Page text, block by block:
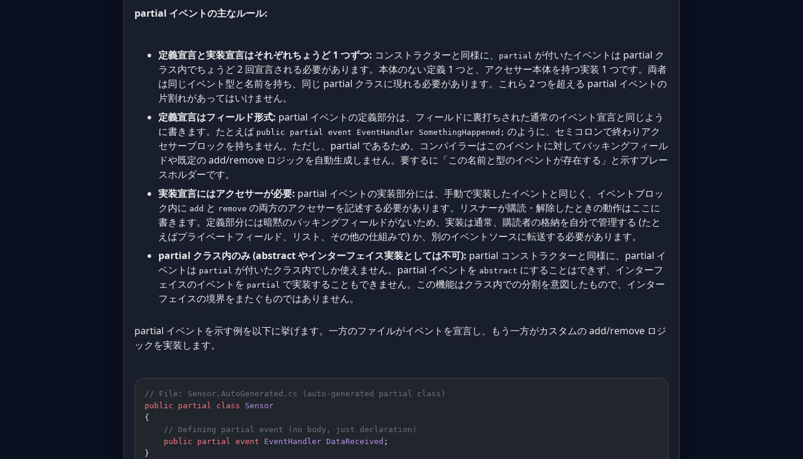
partial イベントの主なルール:
定義宣言と実装宣言はそれぞれちょうど 1 つずつ: コンストラクターと同様に、 partial が付いたイベントは partial ク
ラス内でちょうど 2 回宣言される必要があります。本体のない定義 1 つと、アクセサー本体を持つ実装 1 つです。両者
は同じイベント型と名前を持ち、同じ partial クラスに現れる必要があります。これら 2 つを超える partial イベントの
片割れがあってはいけません。
定義宣言はフィールド形式: partial イベントの定義部分は、フィールドに裏打ちされた通常のイベント宣言と同じよう
に書きます。たとえば public partial event EventHandler SomethingHappened; のように、セミコロンで終わりアク
セサーブロックを持ちません。ただし、partial であるため、コンパイラーはこのイベントに対してバッキングフィール
ドや既定の add/remove ロジックを自動生成しません。要するに「この名前と型のイベントが存在する」と示すプレー
スホルダーです。
実装宣言にはアクセサーが必要: partial イベントの実装部分には、手動で実装したイベントと同じく、イベントブロッ
ク内に add と remove の両方のアクセサーを記述する必要があります。リスナーが購読・解除したときの動作はここに
書きます。定義部分には暗黙のバッキングフィールドがないため、実装は通常、購読者の格納を自分で管理する (たと
えばプライベートフィールド、リスト、その他の仕組みで) か、別のイベントソースに転送する必要があります。
partial クラス内のみ (abstract やインターフェイス実装としては不可): partial コンストラクターと同様に、partial イ
ベントは partial が付いたクラス内でしか使えません。partial イベントを abstract にすることはできず、インターフ
ェイスのイベントを partial で実装することもできません。この機能はクラス内での分割を意図したもので、インター
フェイスの境界をまたぐものではありません。
partial イベントを示す例を以下に挙げます。一方のファイルがイベントを宣言し、もう一方がカスタムの add/remove ロジ
ックを実装します。
// File: Sensor.AutoGenerated.cs (auto-generated partial class)
public partial class Sensor
{
    // Defining partial event (no body, just declaration)
    public
partial event EventHandler DataReceived ;
}